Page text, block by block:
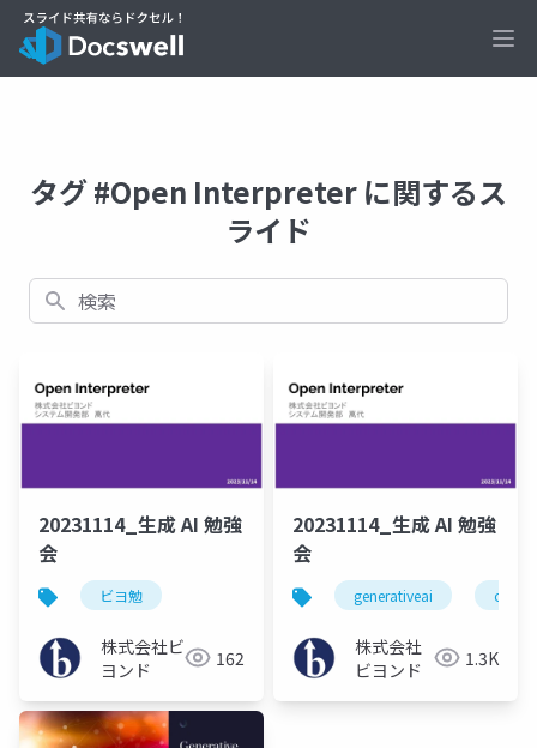
タグ #Open Interpreter に関するス
ライド
検索
20231114_生成 AI 勉強
会
ビヨ勉
株式会社ビ
ヨンド
162
20231114_生成 AI 勉強
会
generativeai
株式会社
ビヨンド
1.3K